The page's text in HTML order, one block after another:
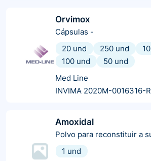
Orvimox
Cápsulas -
20 und
250 und
100 und
50 und
Med Line
INVIMA 2020M-0016316-
Amoxidal
Polvo para reconstituir a
1 und